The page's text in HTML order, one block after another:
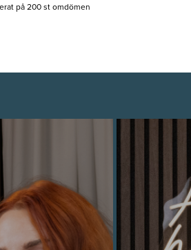
på 200st omdömen